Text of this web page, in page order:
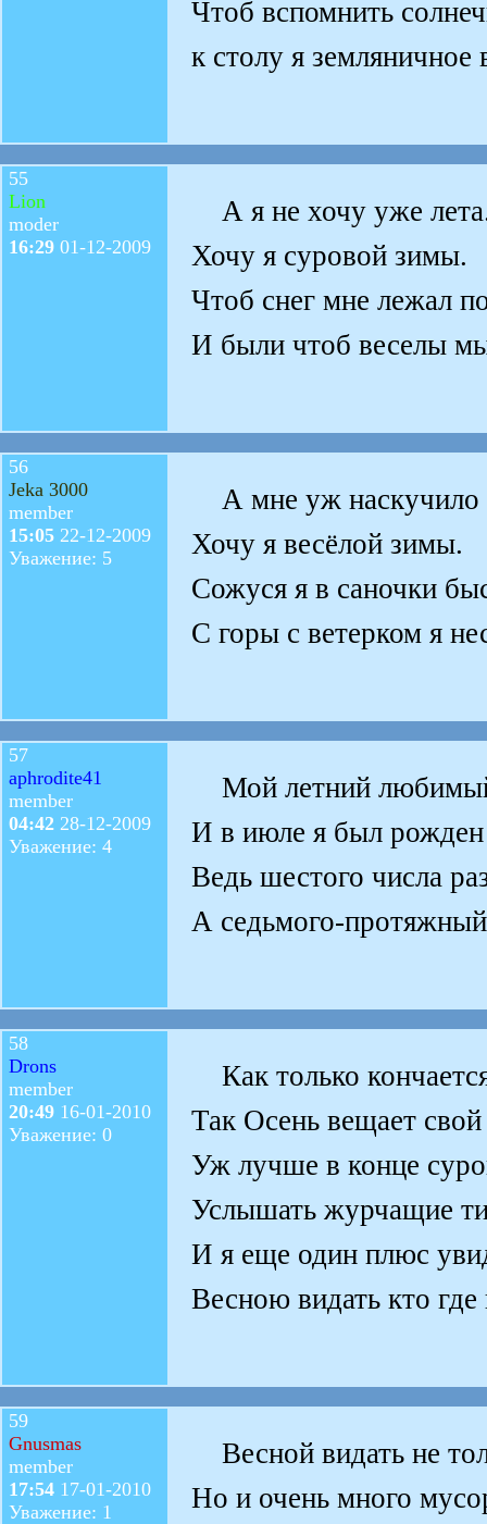
Чтоб вспомнить
к столу я земляничное
55
Lion
moder
16:29 01-12-2009
А я не хочу уже
Хочу я суровой зимы.
Чтоб снег мне лежал
И были чтоб веселы
56
Jeka 3000
member
15:05 22-12-2009
Уважение: 5
А мне уж наскучило
Хочу я весёлой зимы.
Сожуся я в саночки
С горы с ветерком я
57
aphrodite41
member
04:42 28-12-2009
Уважение: 4
Мой летний
И в июле я был рожден
Ведь шестого числа
А седьмого-
58
Drons
member
20:49 16-01-2010
Уважение: 0
Как только
Так Осень вещает
Уж лучше в конце
Услышать журчащие
И я еще один плюс
Весною видать кто
59
Gnusmas
member
17:54 17-01-2010
Уважение: 1
Весной видать не
Но и очень много